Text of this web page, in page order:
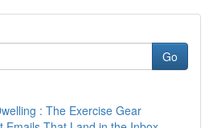
Go
: The Exercise Gear